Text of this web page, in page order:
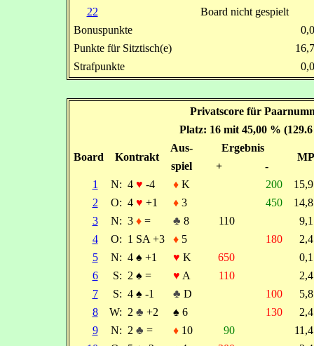
22
Board nicht gespielt
Bonuspunkte
Punkte für Sitztisch(e)
Strafpunkte
Privatscore für
Platz: 16 mit 45,00 %
Board Kontrakt
Aus- Ergebnis
MP
spiel +
-
1
N: 4 ♥ -4 ♦K 200
2
O: 4 ♥ +1 ♦3 450
3
N: 3 ♦= ♣ 8 110
4
O: 1 SA +3 ♦5 180
5
N: 4 ♠ +1 ♥ K 650
6
S: 2 ♠ = ♥ A 110
7
S: 4 ♠ -1 ♣ D 100
8
W: 2 ♣ +2 ♠ 6 130
9
N: 2 ♣ = ♦10 90